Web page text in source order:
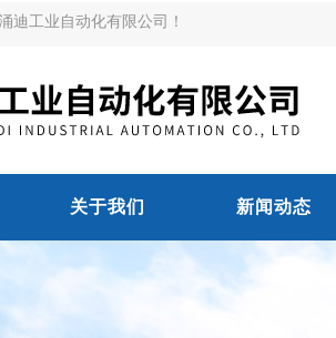
迪工业自动化有限公司！
关于我们 新闻动态